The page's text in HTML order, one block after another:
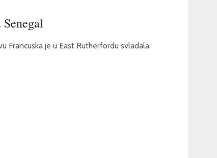
Francuska je u East Rutherfordu svladala